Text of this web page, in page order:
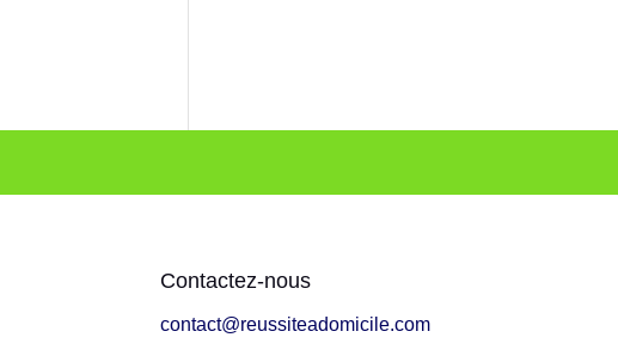
Contactez-nous
contact@reussiteadomicile.com